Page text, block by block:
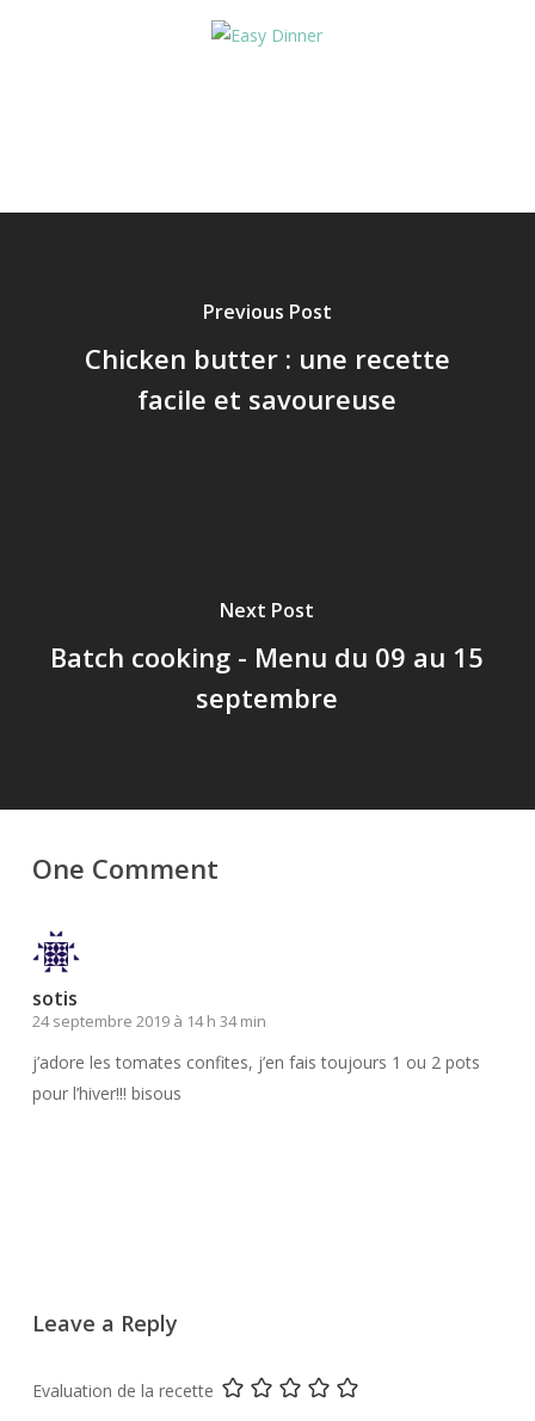
Previous Post
Chicken butter : une recette
facile et savoureuse
Next Post
Batch cooking - Menu du 09 au 15
septembre
One Comment
sotis
24 septembre 2019 à 14 h 34 min
j’adore les tomates confites, j’en fais toujours 1 ou 2 pots
pour l’hiver!!! bisous
Leave a Reply
Evaluation de la recette